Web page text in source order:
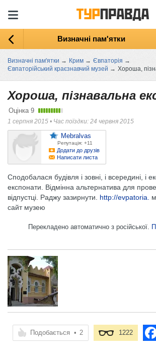
Визначні пам'ятки
Визначні пам'ятки → Крим → Євпаторія →
Євпаторійський краєзнавчий музей → Хороша,
Хороша, пізнавальна
Оцінка 9
1 серпня 2015 • Час поїздки: 24 червня 2015
Mebralvas
Репутація: +11
Додати до друзів
Написати листа
Сподобалася будівля і зовні, і всередині, і
експонати. Відмінна альтернатива для
відпустці. Раджу зазирнути. http://evpatoria.
сайт музею
Перекладено автоматично з російської.
Подобається • 2 1222